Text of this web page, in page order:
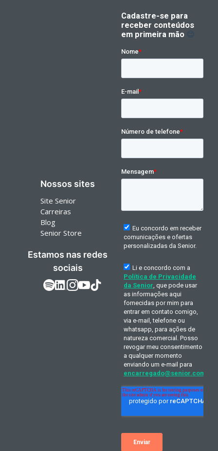
Nossos sites
Site Senior
Carreiras
Blog
Senior Store
Estamos nas redes
sociais